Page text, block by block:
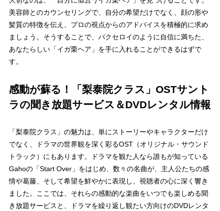
美容師とのカウンセリングで、自分の希望だけでなく、顔の形や
髪質の特徴を伝え、プロの視点からのアドバイスを積極的に求め
ましょう。そうすることで、パクセロイのように自信に満ちた、
あなたらしい「イガ栗ヘア」を手に入れることができるはずで
す。
感動が蘇る！「梨泰院クラス」OSTサント
ラの聞き放題サービス＆DVDレンタル情報
「梨泰院クラス」の魅力は、単にストーリーやキャラクターだけ
でなく、
ドラマの世界観を深く彩るOST（オリジナル・サウンド
トラック） にもあります。ドラマを観た人なら誰もが知っている
Gahoの「Start Over」をはじめ、数々の名曲が、主人公たちの感
情や葛藤、そして希望を鮮やかに表現し、視聴者の心に深く響き
ました。ここでは、それらの感動的な楽曲をいつでも楽しめる聞
き放題サービスと、ドラマを繰り返し観たい方向けのDVDレンタ